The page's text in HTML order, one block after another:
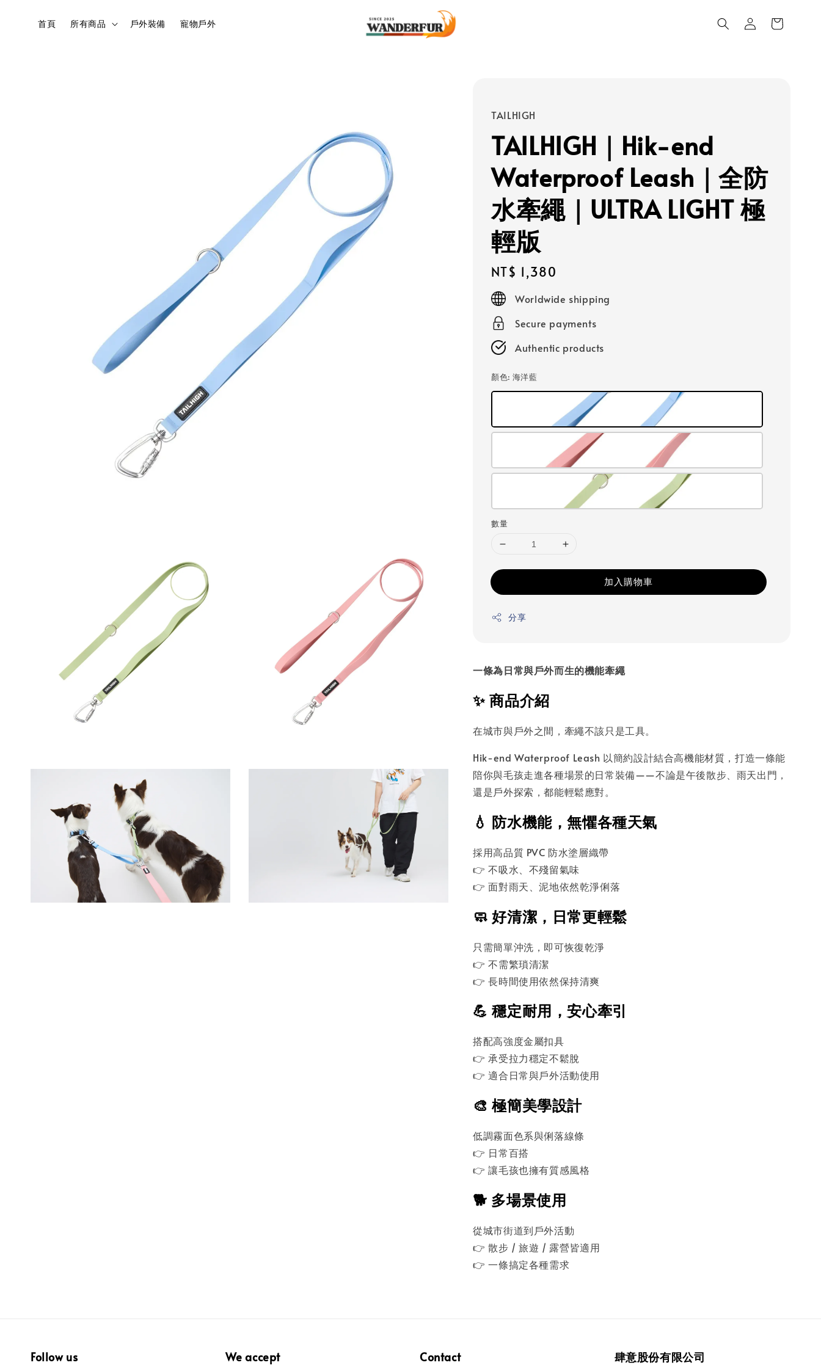
首頁 所有商品 戶外裝備 寵物戶外
TAILHIGH
TAILHIGH｜Hik-end
Waterproof Leash｜全防
水牽繩｜ULTRA LIGHT 極
輕版
Regular
price
NT$ 1,380
Worldwide shipping
Secure payments
Authentic products
顏色: 海洋藍
數量
加入購物車
分享
一條為日常與戶外而生的機能牽繩
✨ 商品介紹
在城市與戶外之間，牽繩不該只是工具。
Hik-end Waterproof Leash 以簡約設計結合高機能材質，打造一條能
陪你與毛孩走進各種場景的日常裝備——不論是午後散步、雨天出門，
還是戶外探索，都能輕鬆應對。
💧 防水機能，無懼各種天氣
採用高品質 PVC 防水塗層織帶
👉 不吸水、不殘留氣味
👉 面對雨天、泥地依然乾淨俐落
🧼 好清潔，日常更輕鬆
只需簡單沖洗，即可恢復乾淨
👉 不需繁瑣清潔
👉 長時間使用依然保持清爽
💪 穩定耐用，安心牽引
搭配高強度金屬扣具
👉 承受拉力穩定不鬆脫
👉 適合日常與戶外活動使用
🎨 極簡美學設計
低調霧面色系與俐落線條
👉 日常百搭
👉 讓毛孩也擁有質感風格
🐕 多場景使用
從城市街道到戶外活動
👉 散步 / 旅遊 / 露營皆適用
👉 一條搞定各種需求
Follow us We accept Contact 肆意股份有限公司